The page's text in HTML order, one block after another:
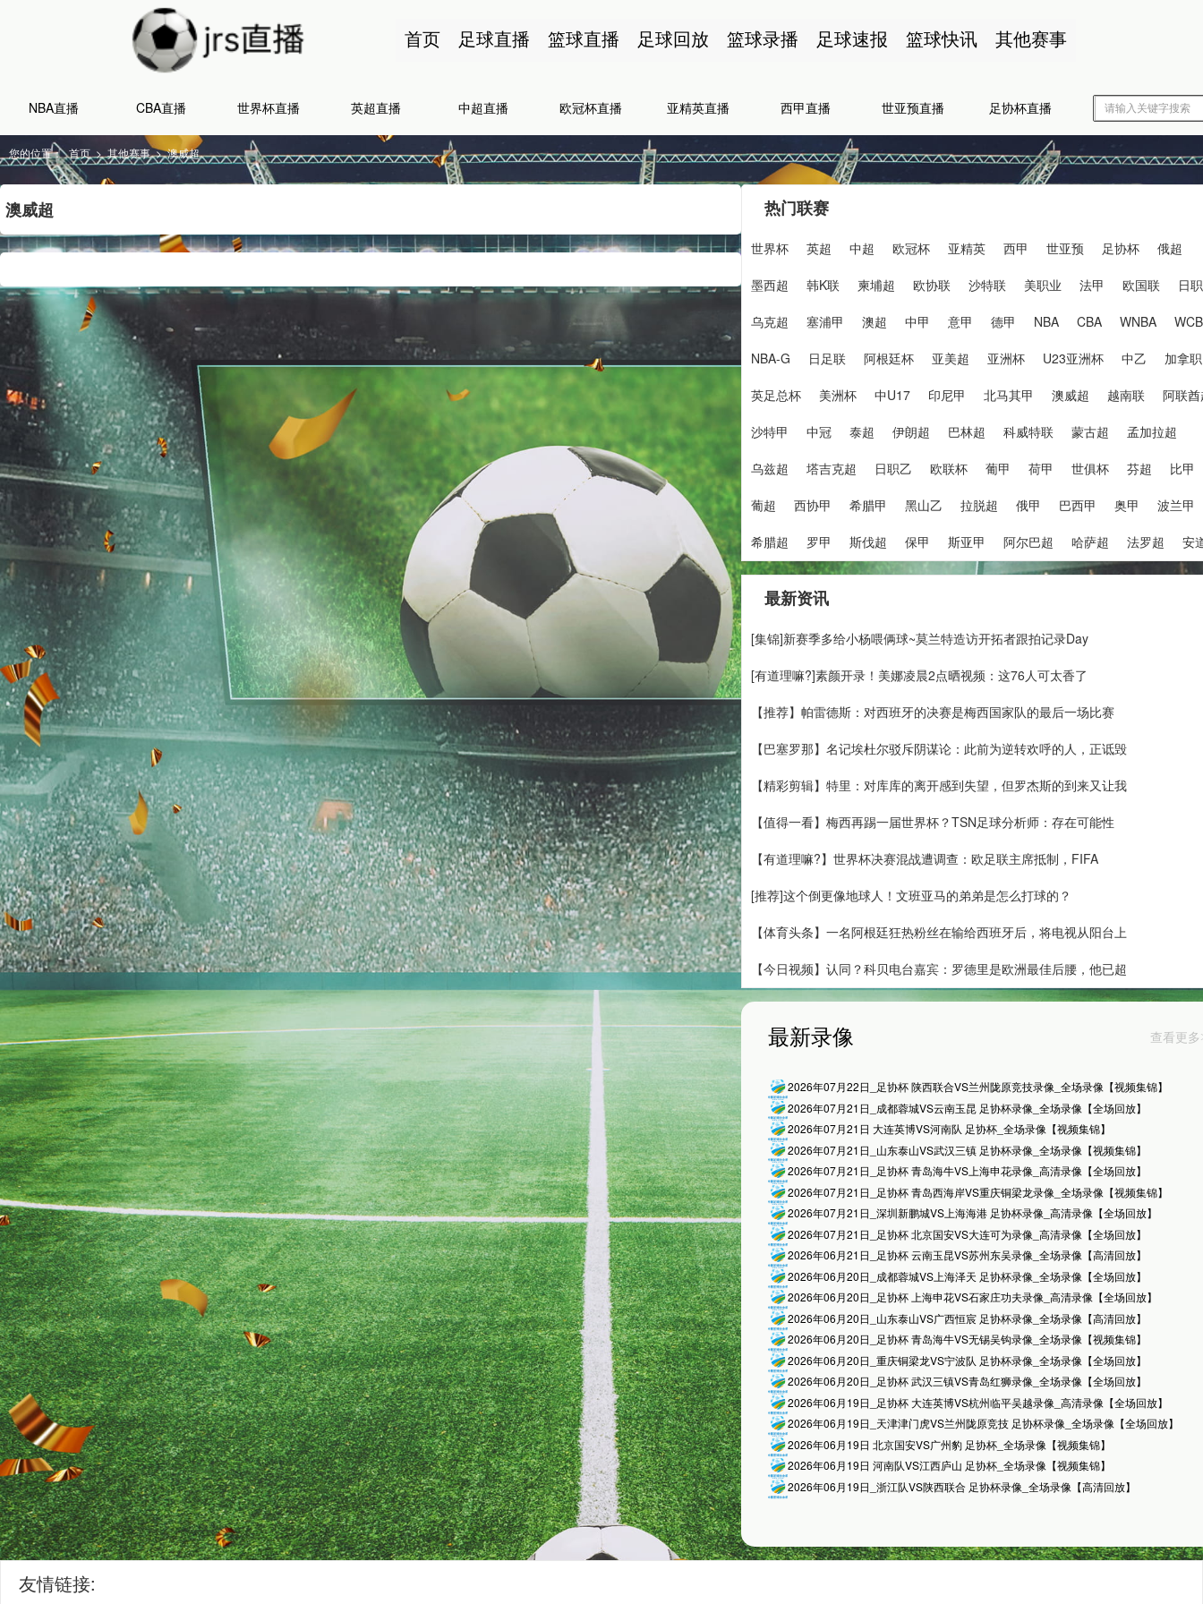
首页 足球直播 篮球直播 足球回放 篮球录播 足球速报 篮球快讯 其他赛事
NBA直播 CBA直播 世界杯直播 英超直播 中超直播 欧冠杯直播 亚精英直播 西甲直播 世亚预直播 足协杯直播
您的位置： 首页>其他赛事>澳威超
澳威超 热门联赛
世界杯 英超 中超 欧冠杯 亚精英 西甲 世亚预 足协杯 俄超
墨西超 韩K联 柬埔超 欧协联 沙特联 美职业 法甲 欧国联 日
乌克超 塞浦甲 澳超 中甲 意甲 德甲 NBA CBA WNBA
NBA-G 日足联 阿根廷杯 亚美超 亚洲杯 U23亚洲杯 中乙 加拿职
英足总杯 美洲杯 中U17 印尼甲 北马其甲 澳威超 越南联 阿联
沙特甲 中冠 泰超 伊朗超 巴林超 科威特联 蒙古超 孟加拉超
乌兹超 塔吉克超 日职乙 欧联杯 葡甲 荷甲 世俱杯 芬超 比甲
葡超 西协甲 希腊甲 黑山乙 拉脱超 俄甲 巴西甲 奥甲 波兰甲
希腊超 罗甲 斯伐超 保甲 斯亚甲 阿尔巴超 哈萨超 法罗超 安
最新资讯
[集锦]新赛季多给小杨喂俩球~莫兰特造访开拓者跟拍记录Day
[有道理嘛?]素颜开录！美娜凌晨2点晒视频：这76人可太香了
【推荐】帕雷德斯：对西班牙的决赛是梅西国家队的最后一场比赛
【巴塞罗那】名记埃杜尔驳斥阴谋论：此前为逆转欢呼的人，正诋毁
【精彩剪辑】特里：对库库的离开感到失望，但罗杰斯的到来又让我
【值得一看】梅西再踢一届世界杯？TSN足球分析师：存在可能性
【有道理嘛?】世界杯决赛混战遭调查：欧足联主席抵制，FIFA
[推荐]这个倒更像地球人！文班亚马的弟弟是怎么打球的？
【体育头条】一名阿根廷狂热粉丝在输给西班牙后，将电视从阳台上
【今日视频】认同？科贝电台嘉宾：罗德里是欧洲最佳后腰，他已超
最新录像 查看更多
2026年07月22日_足协杯 陕西联合VS兰州陇原竞技录像_全场录像【视频集锦】
2026年07月21日_成都蓉城VS云南玉昆 足协杯录像_全场录像【全场回放】
2026年07月21日 大连英博VS河南队 足协杯_全场录像【视频集锦】
2026年07月21日_山东泰山VS武汉三镇 足协杯录像_全场录像【视频集锦】
2026年07月21日_足协杯 青岛海牛VS上海申花录像_高清录像【全场回放】
2026年07月21日_足协杯 青岛西海岸VS重庆铜梁龙录像_全场录像【视频集锦】
2026年07月21日_深圳新鹏城VS上海海港 足协杯录像_高清录像【全场回放】
2026年07月21日_足协杯 北京国安VS大连可为录像_高清录像【全场回放】
2026年06月21日_足协杯 云南玉昆VS苏州东吴录像_全场录像【高清回放】
2026年06月20日_成都蓉城VS上海泽天 足协杯录像_全场录像【全场回放】
2026年06月20日_足协杯 上海申花VS石家庄功夫录像_高清录像【全场回放】
2026年06月20日_山东泰山VS广西恒宸 足协杯录像_全场录像【高清回放】
2026年06月20日_足协杯 青岛海牛VS无锡吴钩录像_全场录像【视频集锦】
2026年06月20日_重庆铜梁龙VS宁波队 足协杯录像_全场录像【全场回放】
2026年06月20日_足协杯 武汉三镇VS青岛红狮录像_全场录像【全场回放】
2026年06月19日_足协杯 大连英博VS杭州临平吴越录像_高清录像【全场回放】
2026年06月19日_天津津门虎VS兰州陇原竞技 足协杯录像_全场录像【全场回放】
2026年06月19日 北京国安VS广州豹 足协杯_全场录像【视频集锦】
2026年06月19日 河南队VS江西庐山 足协杯_全场录像【视频集锦】
2026年06月19日_浙江队VS陕西联合 足协杯录像_全场录像【高清回放】
友情链接: